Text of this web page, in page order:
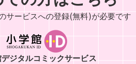
サービスへの登録(無料)が必要です
ジタルコミックサービス